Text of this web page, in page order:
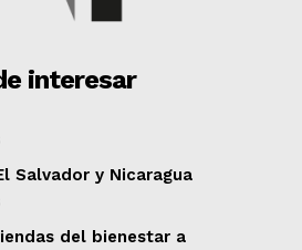
interesar
Salvador y Nicaragua
del bienestar a